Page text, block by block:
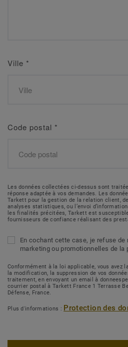
Ville *
Code postal *
Les données collectées ci-dessus sont
réponse adaptée à vos demandes. Les
Tarkett pour la gestion de la relation client,
analyses statistiques, ou l’envoi
les finalités précitées, Tarkett est
fournisseurs de confiance réalisant des
En cochant cette case, je refuse
marketing ou promotionnelles de la
Conformément à la loi applicable, vous avez
la modification, la suppression de vos
traitement, en envoyant un email à
courrier postal à Tarkett France 1 Terrasse
Défense, France.
Plus d'informations : Protection des